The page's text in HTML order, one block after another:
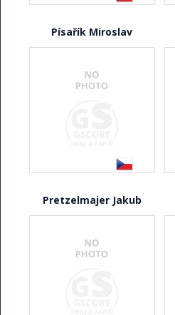
Písařík Miroslav
Pretzelmajer Jakub